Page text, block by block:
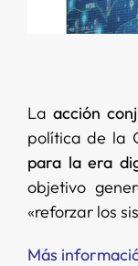
Laacción
política de la
para la era
objetivo
«reforzar los
Más